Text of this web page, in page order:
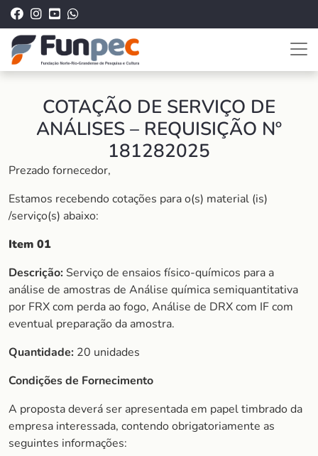
COTAÇÃO DE SERVIÇO DE
ANÁLISES – REQUISIÇÃO Nº
181282025
Prezado fornecedor,
Estamos recebendo cotações para o(s) material (is)
/serviço(s) abaixo:
Item 01
Descrição: Serviço de ensaios físico-químicos para a
análise de amostras de Análise química semiquantitativa
por FRX com perda ao fogo, Análise de DRX com IF com
eventual preparação da amostra.
Quantidade: 20 unidades
Condições de Fornecimento
A proposta deverá ser apresentada em papel timbrado da
empresa interessada, contendo obrigatoriamente as
seguintes informações: